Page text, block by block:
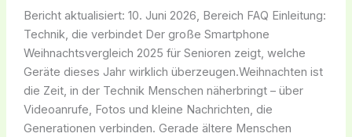
Bericht aktualisiert: 10. Juni 2026, Bereich FAQ Einleitung:
Technik, die verbindet Der große Smartphone
Weihnachtsvergleich 2025 für Senioren zeigt, welche
Geräte dieses Jahr wirklich überzeugen.Weihnachten ist
die Zeit, in der Technik Menschen näherbringt – über
Videoanrufe, Fotos und kleine Nachrichten, die
Generationen verbinden. Gerade ältere Menschen
des
Jahres